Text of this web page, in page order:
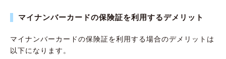
マイナンバーカードの保険証を利用するデメリット
マイナンバーカードの保険証を利用する場合のデメリットは
以下になります。